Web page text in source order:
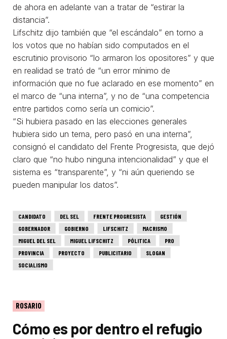
de ahora en adelante van a tratar de “estirar la
distancia”.
Lifschitz dijo también que “el escándalo” en torno a
los votos que no habían sido computados en el
escrutinio provisorio “lo armaron los opositores” y que
en realidad se trató de “un error mínimo de
información que no fue aclarado en ese momento” en
el marco de “una interna”, y no de “una competencia
entre partidos como sería un comicio”.
“Si hubiera pasado en las elecciones generales
hubiera sido un tema, pero pasó en una interna”,
consignó el candidato del Frente Progresista, que dejó
claro que “no hubo ninguna intencionalidad” y que el
sistema es “transparente”, y “ni aún queriendo se
pueden manipular los datos”.
CANDIDATO DEL SEL FRENTE PROGRESISTA
GESTIÓN
GOBERNADOR
GOBIERNO LIFSCHITZ
MACRISMO
MIGUEL DEL SEL
MIGUEL LIFSCHITZ PÓLITICA
PRO
PROVINCIA
PROYECTO PUBLICITARIO
SLOGAN
SOCIALISMO